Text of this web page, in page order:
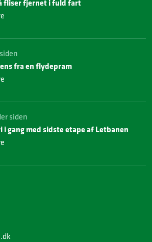
fliser fjernet i fuld fart
fra en flydepram
siden
i gang med sidste etape af Letbanen